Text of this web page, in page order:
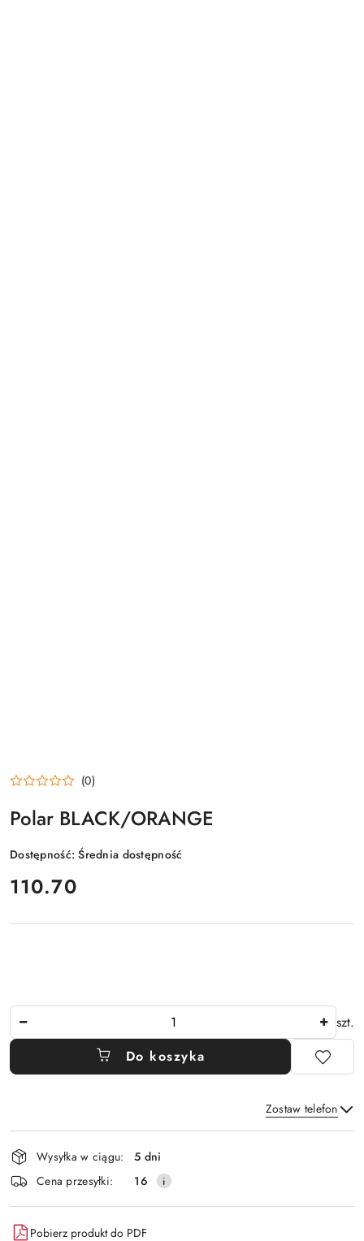
(0)
Polar BLACK/ORANGE
Dostępność:Średnia dostępność
cena:
110.70
szt.
Do koszyka
Zostaw telefon
Wyślij
Dostępność
i
dostawa
Wysyłka w ciągu:
5 dni
Cena przesyłki:
16
Pobierz produkt do PDF